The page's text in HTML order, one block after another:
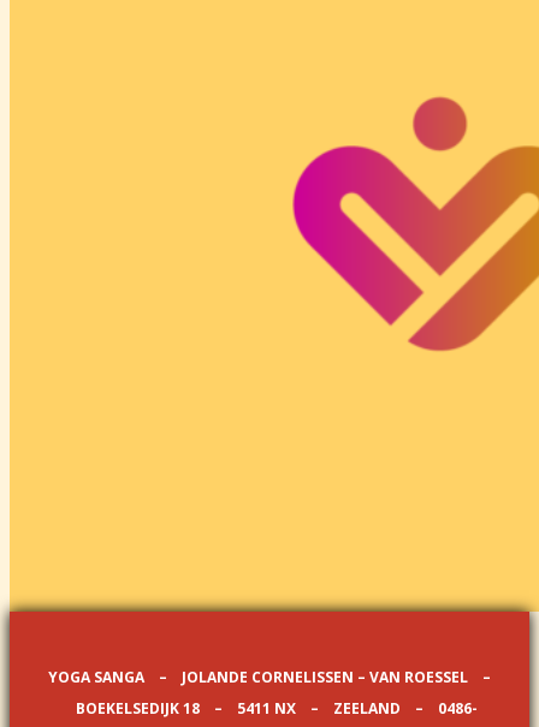
YOGA SANGA – JOLANDE CORNELISSEN – VAN ROESSEL –
BOEKELSEDIJK 18 – 5411 NX – ZEELAND – 0486-